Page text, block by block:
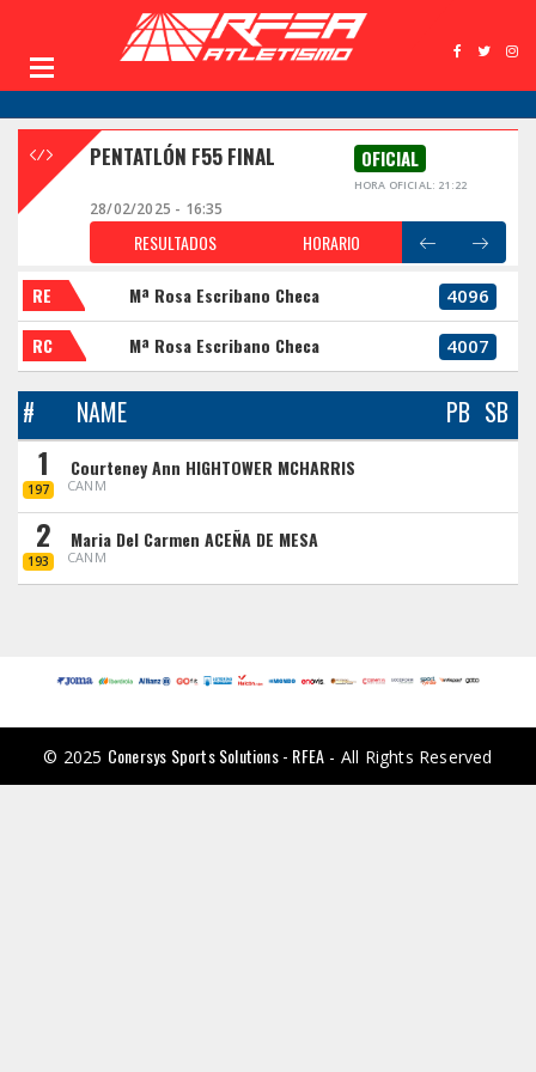
PENTATLÓN F55 FINAL OFICIAL
HORA OFICIAL: 21:22
28/02/2025 - 16:35
RESULTADOS HORARIO
RE Mª Rosa Escribano Checa 4096
RC Mª Rosa Escribano Checa 4007
# NAME PB SB
1
197
Courteney Ann HIGHTOWER MCHARRIS
CANM
2
193
Maria Del Carmen ACEÑA DE MESA
CANM
© 2025 Conersys Sports Solutions - RFEA - All Rights Reserved